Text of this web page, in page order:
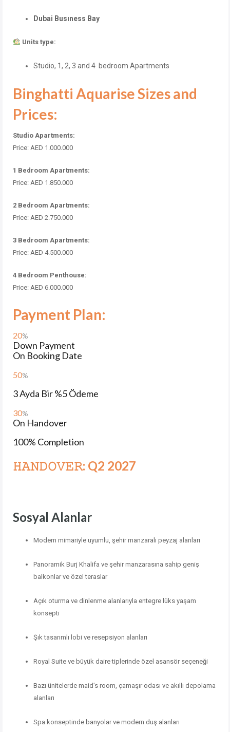
Dubai Busıness Bay
Units type:
Studio, 1, 2, 3 and 4 bedroom Apartments
Binghatti Aquarise Sizes and
Prices:
Studio Apartments:
Price: AED 1.000.000
1 Bedroom Apartments:
Price: AED 1.850.000
2 Bedroom Apartments:
Price: AED 2.750.000
3 Bedroom Apartments:
Price: AED 4.500.000
4 Bedroom Penthouse:
Price: AED 6.000.000
Payment Plan:
20%
Down Payment
On Booking Date
50%
3 Ayda Bir %5 Ödeme
30%
On Handover
100% Completion
𝙷𝙰𝙽𝙳𝙾𝚅𝙴𝚁: Q2 2027
Sosyal Alanlar
Modern mimariyle uyumlu, şehir manzaralı peyzaj alanları
Panoramik Burj Khalifa ve şehir manzarasına sahip geniş
balkonlar ve özel teraslar
Açık oturma ve dinlenme alanlarıyla entegre lüks yaşam
konsepti
Şık tasarımlı lobi ve resepsiyon alanları
Royal Suite ve büyük daire tiplerinde özel asansör seçeneği
Bazı ünitelerde maid’s room, çamaşır odası ve akıllı depolama
alanları
Spa konseptinde banyolar ve modern duş alanları